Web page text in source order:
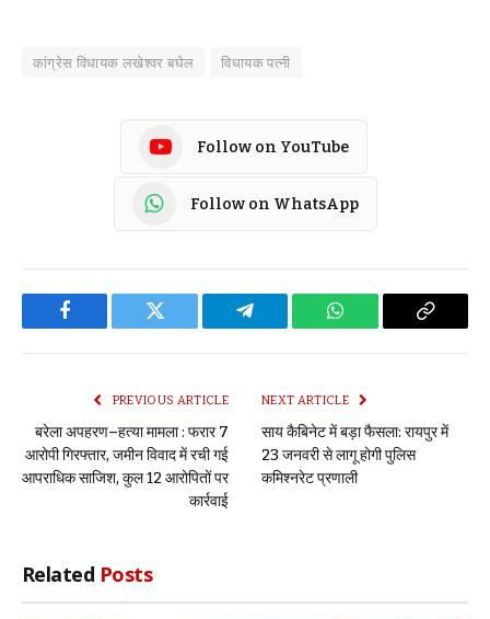
कांग्रेस विधायक लखेश्वर बघेल विधायक पत्नी
Follow on YouTube
Follow on WhatsApp
Facebook Twitter Telegram WhatsApp Copy
PREVIOUS ARTICLE
बरेला अपहरण–हत्या मामला : फरार 7
आरोपी गिरफ्तार, जमीन विवाद में रची गई
आपराधिक साजिश, कुल 12 आरोपितों पर
कार्रवाई
NEXT ARTICLE
साय कैबिनेट में बड़ा फैसला: रायपुर में
23 जनवरी से लागू होगी पुलिस
कमिश्नरेट प्रणाली
Related Posts